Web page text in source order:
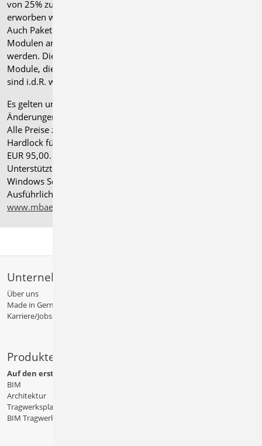
von 25% zusammen mit dem jeweiligen ".de"-Modul
erworben werden.
Auch Pakete können gegen einen Aufpreis von 25% mit
Modulen anderer Normen (.at, .ch, .it bzw. .uk) erweitert
werden. Die Paketerweiterung umfasst alle entsprechenden
Module, die zum Zeitpunkt des Kaufs verfügbar sind. Das
sind i.d.R. weniger Module als nach deutscher Norm.
Es gelten unsere
Änderungen und Irrtümer vorbehalten.
Alle Preise zzgl. Versandkosten und gesetzlicher MwSt.
Hardlock für Einzelplatzlizenz, je Arbeitsplatz erforderlich
EUR 95,00. Folgelizenz-/Netzwerkbedingungen auf Anfrage.
Unterstützte Betriebssysteme: Windows
Windows Server 2025 mit Windows Terminal Server.
Ausführliche Informationen auf
www.mbaec.de/service/systemvoraussetzungen
Unternehmen
Über uns
Made in Germany
Karriere/Jobs
Produkte
Auf den ersten Blick
BIM
Architektur
Tragwerksplanung
BIM Tragwerksplanung